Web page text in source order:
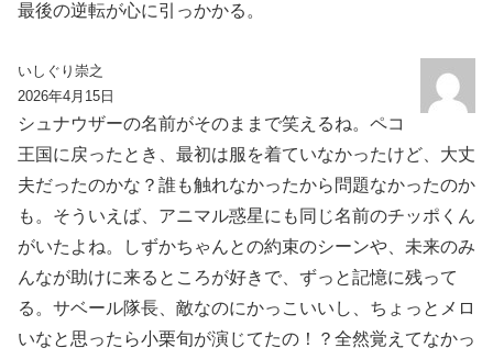
最後の逆転が心に引っかかる。
いしぐり崇之
2026年4月15日
シュナウザーの名前がそのままで笑えるね。ペコ
王国に戻ったとき、最初は服を着ていなかったけど、大丈
夫だったのかな？誰も触れなかったから問題なかったのか
も。そういえば、アニマル惑星にも同じ名前のチッポくん
がいたよね。しずかちゃんとの約束のシーンや、未来のみ
んなが助けに来るところが好きで、ずっと記憶に残って
る。サベール隊長、敵なのにかっこいいし、ちょっとメロ
いなと思ったら小栗旬が演じてたの！？全然覚えてなかっ